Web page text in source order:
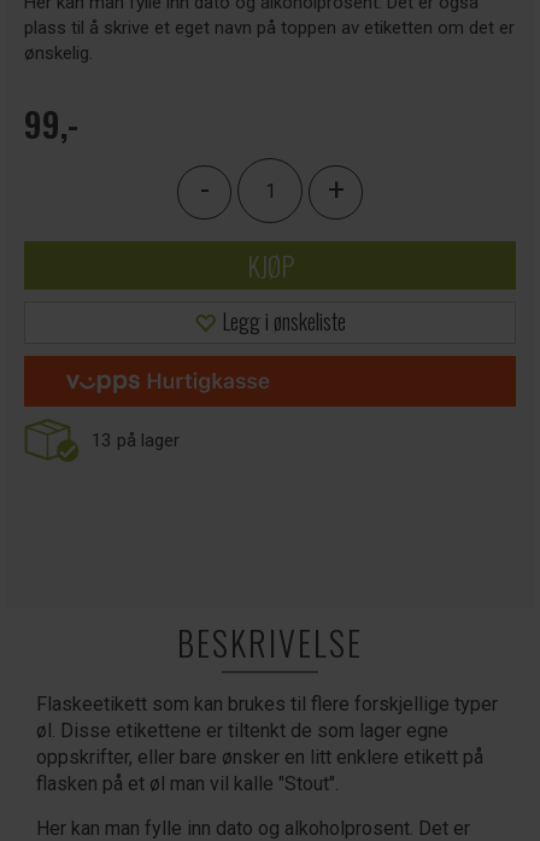
plass til å skrive et eget navn på toppen av etiketten om det er
ønskelig.
99,-
- +
KJØP
Legg i ønskeliste
13 på lager
BESKRIVELSE
Flaskeetikett som kan brukes til flere forskjellige typer
øl. Disse etikettene er tiltenkt de som lager egne
oppskrifter, eller bare ønsker en litt enklere etikett på
flasken på et øl man vil kalle "Stout".
Her kan man fylle inn dato og alkoholprosent. Det er